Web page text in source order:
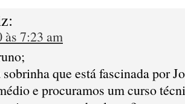
às 7:23 am
que está fascinada por
e procuramos um curso